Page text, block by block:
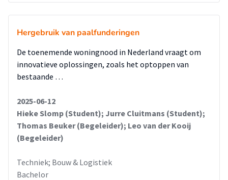
Hergebruik van paalfunderingen
De toenemende woningnood in Nederland vraagt om
innovatieve oplossingen, zoals het optoppen van
bestaande …
2025-06-12
Hieke Slomp (Student); Jurre Cluitmans (Student);
Thomas Beuker (Begeleider); Leo van der Kooij
(Begeleider)
Techniek; Bouw & Logistiek
Bachelor